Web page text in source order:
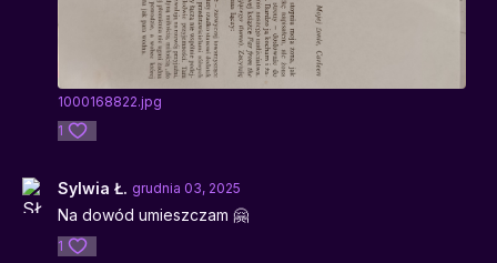
1000168822.jpg
1
Sylwia Ł. grudnia 03, 2025
Na dowód umieszczam 🤗
1